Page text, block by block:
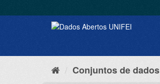
Conjuntos de dados